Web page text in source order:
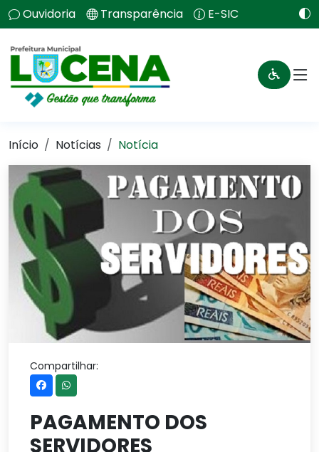
Ouvidoria Transparência E-SIC
Início Notícias Notícia
Compartilhar:
PAGAMENTO DOS
SERVIDORES